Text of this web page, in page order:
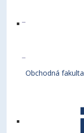
Obchodná fakulta